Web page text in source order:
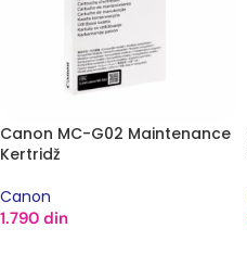
Canon MC-G02 Maintenance
Kertridž
Canon
1.790 din